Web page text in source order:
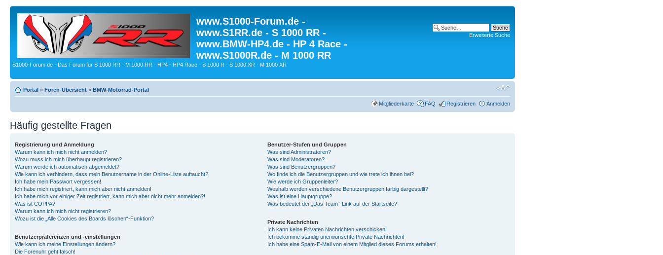
www.S1000-Forum.de -
www.S1RR.de - S 1000 RR -
www.BMW-HP4.de - HP 4 Race -
www.S1000R.de - M 1000 RR
S1000-Forum.de - Das Forum für S 1000 RR - M 1000 RR - HP4 - HP4 Race - S 1000 R - S 1000 XR - M 1000 XR
Erweiterte Suche
Portal » Foren-Übersicht » BMW-Motorrad-Portal
Mitgliederkarte FAQ Registrieren Anmelden
Häufig gestellte Fragen
Registrierung und Anmeldung
Warum kann ich mich nicht anmelden?
Wozu muss ich mich überhaupt registrieren?
Warum werde ich automatisch abgemeldet?
Wie kann ich verhindern, dass mein Benutzername in der Online-Liste auftaucht?
Ich habe mein Passwort vergessen!
Ich habe mich registriert, kann mich aber nicht anmelden!
Ich habe mich vor einiger Zeit registriert, kann mich aber nicht mehr anmelden?!
Was ist COPPA?
Warum kann ich mich nicht registrieren?
Wozu ist die „Alle Cookies des Boards löschen“-Funktion?
Benutzerpräferenzen und -einstellungen
Wie kann ich meine Einstellungen ändern?
Die Forenuhr geht falsch!
Benutzer-Stufen und Gruppen
Was sind Administratoren?
Was sind Moderatoren?
Was sind Benutzergruppen?
Wo finde ich die Benutzergruppen und wie trete ich ihnen bei?
Wie werde ich Gruppenleiter?
Weshalb werden verschiedene Benutzergruppen farbig dargestellt?
Was ist eine Hauptgruppe?
Was bedeutet der „Das Team“-Link auf der Startseite?
Private Nachrichten
Ich kann keine Privaten Nachrichten verschicken!
Ich bekomme ständig unerwünschte Private Nachrichten!
Ich habe eine Spam-E-Mail von einem Mitglied dieses Forums erhalten!